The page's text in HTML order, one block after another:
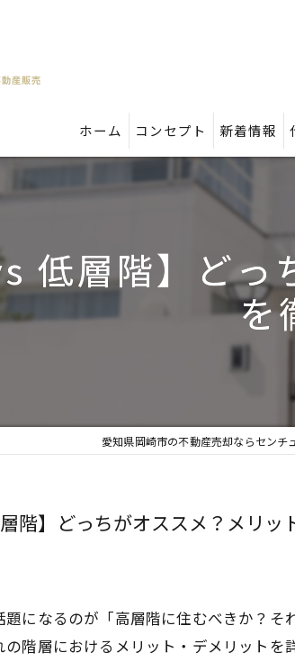
ホーム コンセプト 新着情報
低層階】どっ
を
愛知県岡崎市の不動産売却ならセンチ
階】どっちがオススメ？メリッ
になるのが「高層階に住むべきか？
の階層におけるメリット・デメリット